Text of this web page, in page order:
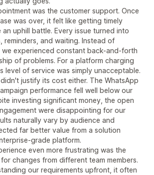
was the customer support. Once
was over, it felt like getting timely
an uphill battle. Every issue turned into
reminders, and waiting. Instead of
experienced constant back-and-forth
of problems. For a platform charging
level of service was simply unacceptable.
justify its cost either. The WhatsApp
performance fell well below our
investing significant money, the open
were disappointing for our
naturally vary by audience and
far better value from a solution
grade platform.
even more frustrating was the
changes from different team members.
our requirements upfront, it often